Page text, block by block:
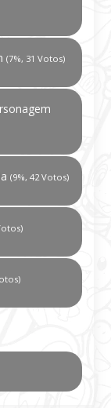
(7%, 31 Votos)
(9%, 42 Votos)